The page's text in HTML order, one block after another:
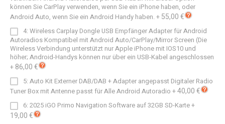
können Sie CarPlay verwenden, wenn Sie ein iPhone haben, oder
Android Auto, wenn Sie ein Android Handy haben. + 55,00 €
4: Wireless Carplay Dongle USB Empfänger Adapter für Android
Autoradios Kompatibel mit Android Auto/CarPlay/Mirror Screen (Die
Wireless Verbindung unterstützt nur Apple iPhone mit IOS10 und
höher; Android-Handys können nur über ein USB-Kabel angeschlossen
+ 86,00 €
5: Auto Kit Externer DAB/DAB + Adapter angepasst Digitaler Radio
Tuner Box mit Antenne passt für Alle Android Autoradio +40,00 €
6: 2025 iGO Primo Navigation Software auf 32GB SD-Karte+
19,00 €